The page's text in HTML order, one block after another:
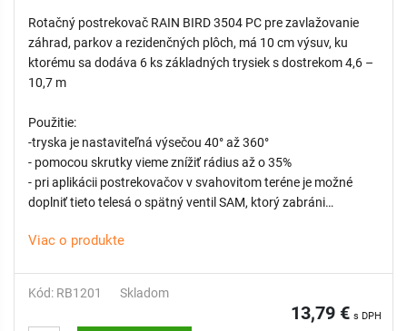
Rotačný postrekovač RAIN BIRD 3504 PC pre zavlažovanie
záhrad, parkov a rezidenčných plôch, má 10 cm výsuv, ku
ktorému sa dodáva 6 ks základných trysiek s dostrekom 4,6 –
10,7 m
Použitie:
-tryska je nastaviteľná výsečou 40° až 360°
- pomocou skrutky vieme znížiť rádius až o 35%
- pri aplikácii postrekovačov v svahovitom teréne je možné
doplniť tieto telesá o spätný ventil SAM, ktorý zabráni
prevýšenia 2,1 m
Viac o produkte
Kód: RB1201 Skladom
13,79 € s DPH